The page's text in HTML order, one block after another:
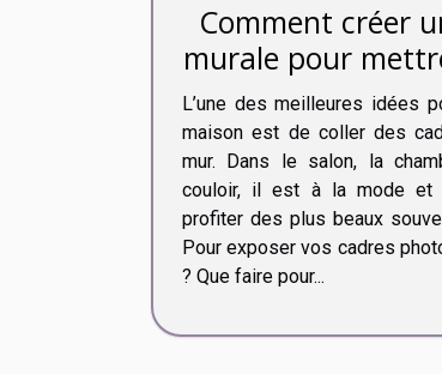
Comment créer
murale pour
vos cadres
L’une des meilleures idées
maison est de coller des
mur. Dans le salon, la
couloir, il est à la mode et
profiter des plus beaux
Pour exposer vos cadres
? Que faire pour...